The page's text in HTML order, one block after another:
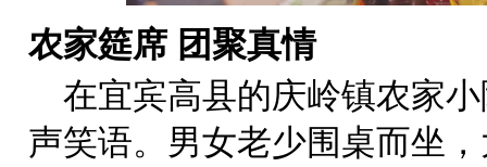
农家筵席 团聚真情
在宜宾高县的庆岭镇农家
声笑语。男女老少围桌而坐